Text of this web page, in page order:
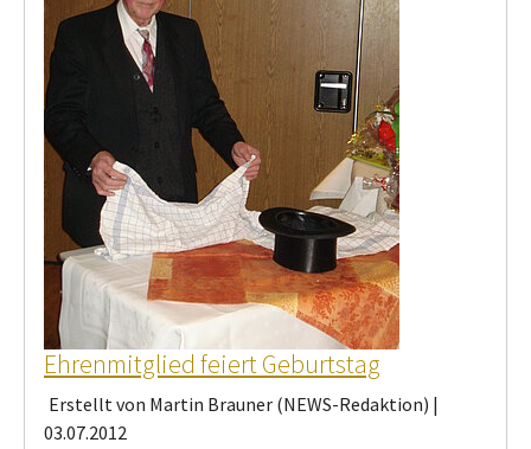
Ehrenmitglied feiert Geburtstag
Erstellt von Martin Brauner (NEWS-Redaktion) |
03.07.2012